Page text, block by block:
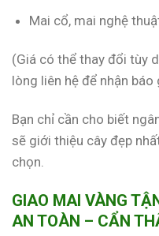
Mai cổ, mai nghệ
(Giá có thể thay đổi tùy
lòng liên hệ để nhận báo
Bạn chỉ cần cho biết
sẽ giới thiệu cây đẹp
chọn.
GIAO MAI VÀNG
AN TOÀN – CẨN